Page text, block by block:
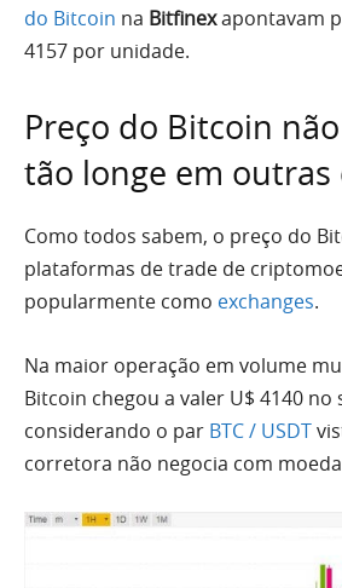
do Bitcoin na Bitfinexapontavam
4157 por unidade.
Preço do Bitcoin
tão longe em outras
Como todos sabem, o preço do
plataformas de trade de
popularmente como exchanges.
Na maior operação em volume
Bitcoin chegou a valer U$ 4140 no
considerando o par BTC / USDT
corretora não negocia com